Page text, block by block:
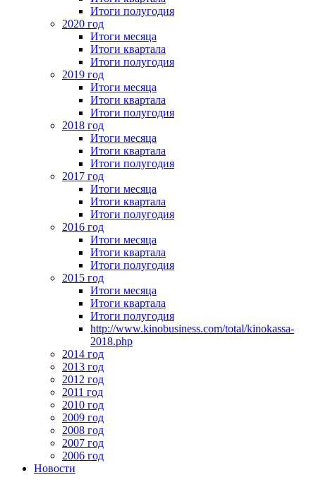
Итоги полугодия
2020 год
Итоги месяца
Итоги квартала
Итоги полугодия
2019 год
Итоги месяца
Итоги квартала
Итоги полугодия
2018 год
Итоги месяца
Итоги квартала
Итоги полугодия
2017 год
Итоги месяца
Итоги квартала
Итоги полугодия
2016 год
Итоги месяца
Итоги квартала
Итоги полугодия
2015 год
Итоги месяца
Итоги квартала
Итоги полугодия
http://www.kinobusiness.com/total/kinokassa-
2018.php
2014 год
2013 год
2012 год
2011 год
2010 год
2009 год
2008 год
2007 год
2006 год
Новости